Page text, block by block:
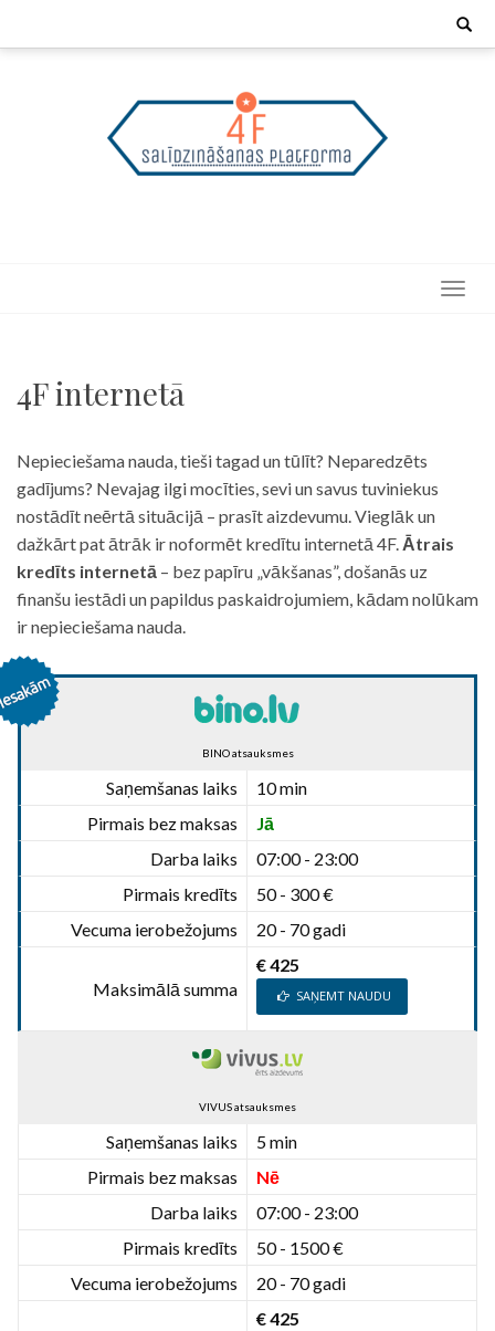
Search
4F internetā
Nepieciešama nauda, tieši tagad un tūlīt? Neparedzēts
gadījums? Nevajag ilgi mocīties, sevi un savus tuviniekus
nostādīt neērtā situācijā – prasīt aizdevumu. Vieglāk un
dažkārt pat ātrāk ir noformēt kredītu internetā 4F. Ātrais
kredīts internetā – bez papīru „vākšanas”, došanās uz
finanšu iestādi un papildus paskaidrojumiem, kādam nolūkam
ir nepieciešama nauda.
BINO atsauksmes
Saņemšanas laiks
10 min
Pirmais bez maksas
Jā
Darba laiks
07:00 - 23:00
Pirmais kredīts
50 - 300 €
Vecuma ierobežojums
20 - 70 gadi
Maksimālā summa
€ 425
SAŅEMT NAUDU
VIVUS atsauksmes
Saņemšanas laiks
5 min
Pirmais bez maksas
Nē
Darba laiks
07:00 - 23:00
Pirmais kredīts
50 - 1500 €
Vecuma ierobežojums
20 - 70 gadi
€ 425